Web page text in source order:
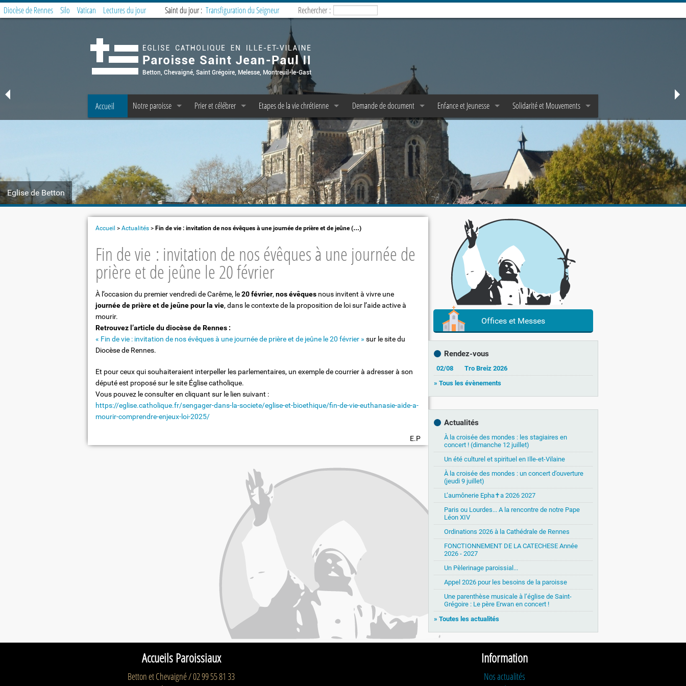
Eglise de Betton
Diocèse de Rennes Silo Vatican Lectures du jour Saint du jour : Transfiguration du Seigneur Rechercher :
Accueil
Notre paroisse
Prêtres, diacres, laïcs permanents, C P P et C P A E
Les fraternités paroissiales
Covoiturage à Betton : messe dominicale
Le Petit Echo de Betton
Léontine Dolivet : "Une figure de Betton !"
Orchestre
Eglises et patrimoine
Prier et célébrer
Préparer la messe dominicale
Service de la liturgie
Offrandes de messe
Groupes et temps de prière
Etapes de la vie chrétienne
Baptême
Confession/Réconciliation
Première Communion
Profession de Foi
Confirmation
Mariage
Sacrement des malades
Obsèques
Deuil et Espérance
Demande de document
Copie d’acte de baptême
Enfance et Jeunesse
Enfance
Pasto Jeunes et Epha✝a
M.E.J. et Scoutisme
Solidarité et Mouvements
Mouvements d’adultes
Mouvements de jeunes
Pastorale de la santé
Solidarité
Accueil > Actualités > Fin de vie : invitation de nos évêques à une journée de prière et de jeûne (…)
Fin de vie : invitation de nos évêques à une journée de
prière et de jeûne le 20 février
À l’occasion du premier vendredi de Carême, le20 février, nos évêques nous invitent à vivre une
journée de prière et de jeûne pour la vie, dans le contexte de la proposition de loi sur l’aide active à
mourir.
Retrouvez l’article du diocèse de Rennes :
« Fin de vie : invitation de nos évêques à une journée de prière et de jeûne le 20 février » sur le site du
Diocèse de Rennes.
Et pour ceux qui souhaiteraient interpeller les parlementaires, un exemple de courrier à adresser à son
député est proposé sur le site Église catholique.
Vous pouvez le consulter en cliquant sur le lien suivant :
https://eglise.catholique.fr/sengager-dans-la-societe/eglise-et-bioethique/fin-de-vie-euthanasie-aide-a-
mourir-comprendre-enjeux-loi-2025/
E.P
Offices et Messes
Rendez-vous
02/08
Tro Breiz 2026
» Tous les évènements
Actualités
À la croisée des mondes : les stagiaires en
concert ! (dimanche 12 juillet)
Un été culturel et spirituel en Ille-et-Vilaine
À la croisée des mondes : un concert d’ouverture
(jeudi 9 juillet)
L’aumônerie Epha✝a 2026 2027
Paris ou Lourdes... A la rencontre de notre Pape
Léon XIV
Ordinations 2026 à la Cathédrale de Rennes
FONCTIONNEMENT DE LA CATECHESE Année
2026 - 2027
Un Pèlerinage paroissial...
Appel 2026 pour les besoins de la paroisse
Une parenthèse musicale à l’église de Saint-
Grégoire : Le père Erwan en concert !
» Toutes les actualités
Accueils Paroissiaux
Betton et Chevaigné / 02 99 55 81 33
Information
Nos actualités